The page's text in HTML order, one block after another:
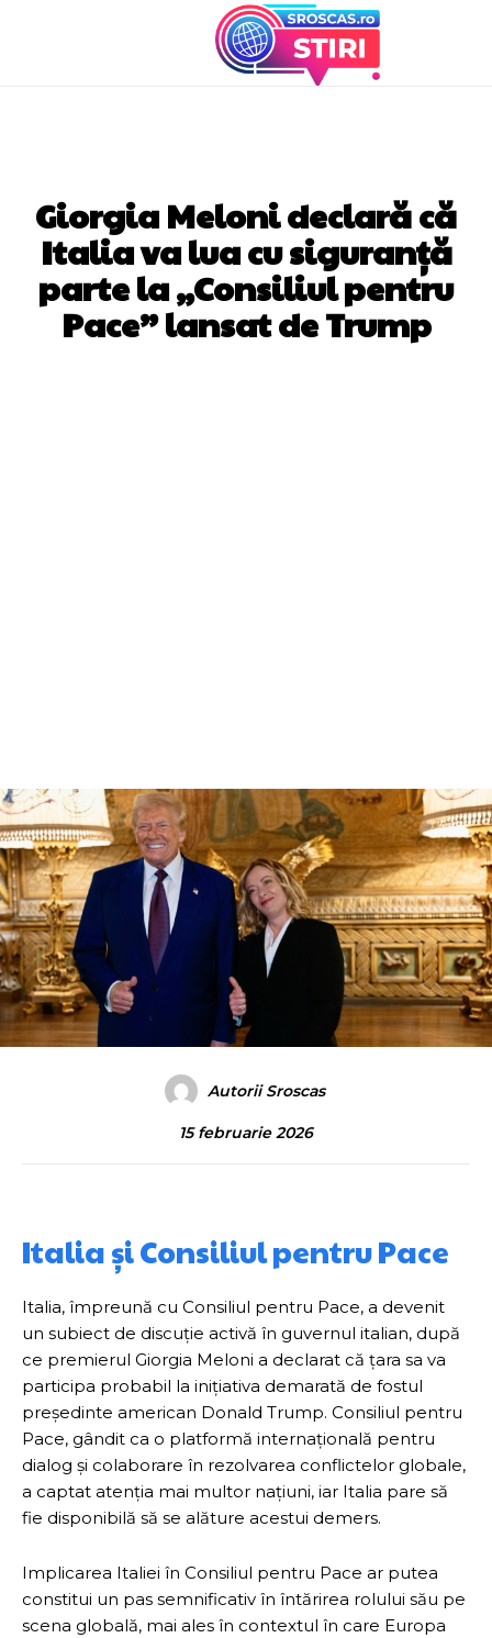
Giorgia Meloni declară că
Italia va lua cu siguranță
parte la „Consiliul pentru
Pace” lansat de Trump
Autorii Sroscas
15 februarie 2026
Italia și Consiliul pentru Pace
Italia, împreună cu Consiliul pentru Pace, a devenit
un subiect de discuție activă în guvernul italian, după
ce premierul Giorgia Meloni a declarat că ţara sa va
participa probabil la inițiativa demarată de fostul
președinte american Donald Trump. Consiliul pentru
Pace, gândit ca o platformă internațională pentru
dialog și colaborare în rezolvarea conflictelor globale,
a captat atenția mai multor națiuni, iar Italia pare să
fie disponibilă să se alăture acestui demers.
Implicarea Italiei în Consiliul pentru Pace ar putea
constitui un pas semnificativ în întărirea rolului său pe
scena globală, mai ales în contextul în care Europa